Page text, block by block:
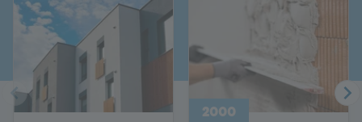
Yordam
Biz haqimizda
2000